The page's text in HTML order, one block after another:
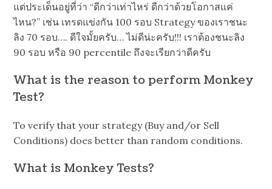
แต่ประเด็นอยู่ที่ว่า “ดีกว่าเท่าไหร่ ดีกว่าด้วยโอกาสแค่
ไหน?” เช่น เทรดแข่งกัน 100 รอบ Strategy ของเราชนะ
ลิง 70 รอบ…. ดีใจมั้ยครับ… ไม่ดีน่ะครับ!!! เราต้องชนะลิง
90 รอบ หรือ 90 percentile ถึงจะเรียกว่าดีครับ
What is the reason to perform Monkey
Test?
To verify that your strategy (Buy and/or Sell
Conditions) does better than random conditions.
What is Monkey Tests?